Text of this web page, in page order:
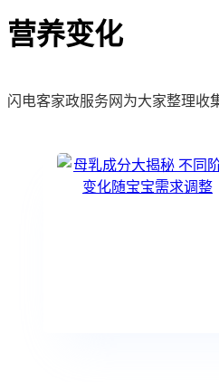
营养变化
闪电客家政服务网为大家整理收